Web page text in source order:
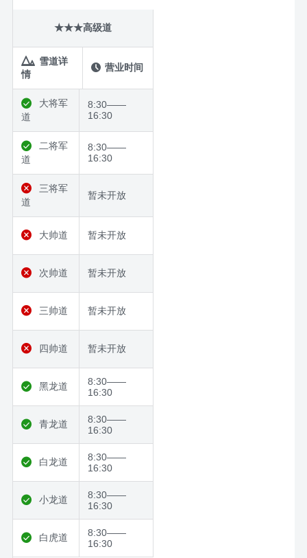
★★★高级道
雪道详
情
营业时间
大将军
道
8:30——
16:30
二将军
道
8:30——
16:30
三将军
道
暂未开放
大帅道 暂未开放
次帅道 暂未开放
三帅道 暂未开放
四帅道 暂未开放
黑龙道
8:30——
16:30
青龙道
8:30——
16:30
白龙道
8:30——
16:30
小龙道
8:30——
16:30
白虎道
8:30——
16:30